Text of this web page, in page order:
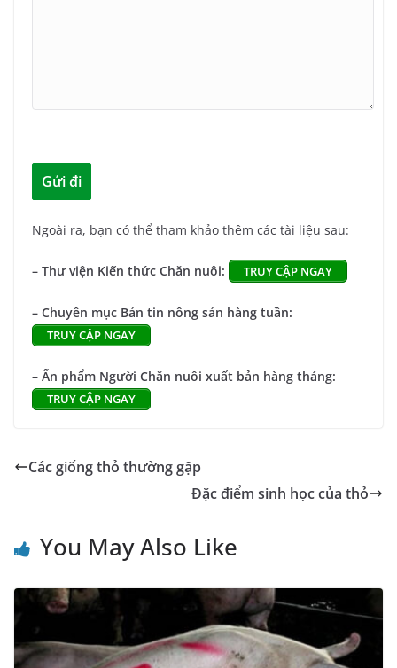
Ngoài ra, bạn có thể tham khảo thêm các tài liệu sau:
– Thư viện Kiến thức Chăn nuôi: TRUY CẬP NGAY
– Chuyên mục Bản tin nông sản hàng tuần:
TRUY CẬP NGAY
– Ấn phẩm Người Chăn nuôi xuất bản hàng tháng:
TRUY CẬP NGAY
Các giống thỏ thường gặp
Đặc điểm sinh học của thỏ
You May Also Like